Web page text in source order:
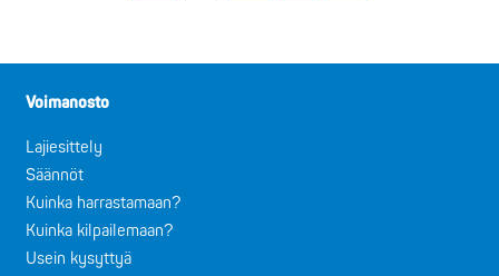
Voimanosto
Lajiesittely
Säännöt
Kuinka harrastamaan?
Kuinka kilpailemaan?
Usein kysyttyä